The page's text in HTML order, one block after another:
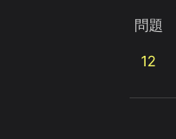
問題
12